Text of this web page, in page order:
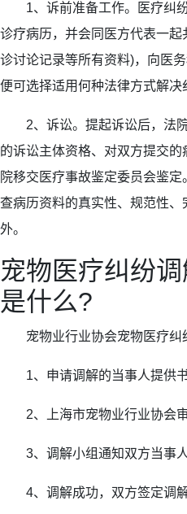
1、诉前准备工作。医疗纠纷
诊疗病历，并会同医方代表一
诊讨论记录等所有资料)，向医
便可选择适用何种法律方式解决
2、诉讼。提起诉讼后，法院
的诉讼主体资格、对双方提交
院移交医疗事故鉴定委员会鉴
查病历资料的真实性、规范性
外。
宠物医疗纠纷
是什么?
宠物业行业协会宠物医疗纠
1、申请调解的当事人提供书
2、上海市宠物业行业协会
3、调解小组通知双方当事
4、调解成功，双方签定调